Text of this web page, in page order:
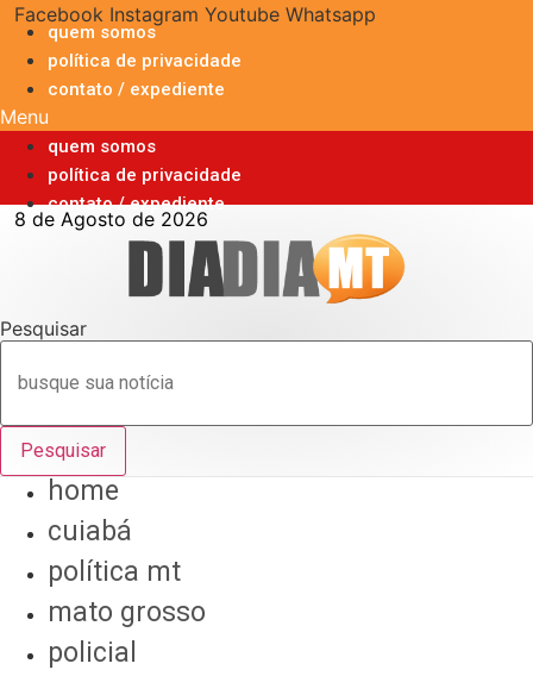
para
conteúdo
Facebook Instagram Youtube Whatsapp
quem somos
política de privacidade
contato / expediente
Menu
quem somos
política de privacidade
contato / expediente
8 de Agosto de 2026
Pesquisar
Pesquisar
home
cuiabá
política mt
mato grosso
policial